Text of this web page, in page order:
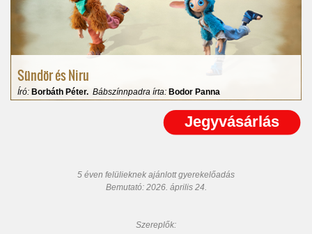
Sündör és Niru
Író: Borbáth Péter. Bábszínnpadra írta: Bodor Panna
5 éven felülieknek ajánlott gyerekelőadás
Bemutató: 2026. április 24.
Szereplők: